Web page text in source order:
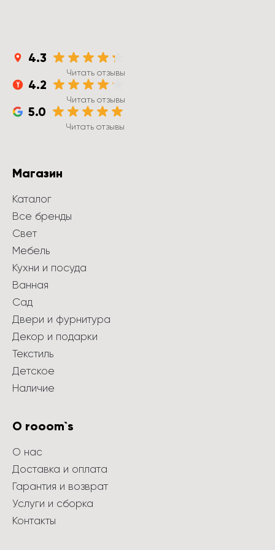
4.3
Читать отзывы
4.2
Читать отзывы
5.0
Читать отзывы
Магазин
Каталог
Все бренды
Свет
Мебель
Кухни и посуда
Ванная
Сад
Двери и фурнитура
Декор и подарки
Текстиль
Детское
Наличие
О rooom`s
О нас
Доставка и оплата
Гарантия и возврат
Услуги и сборка
Контакты